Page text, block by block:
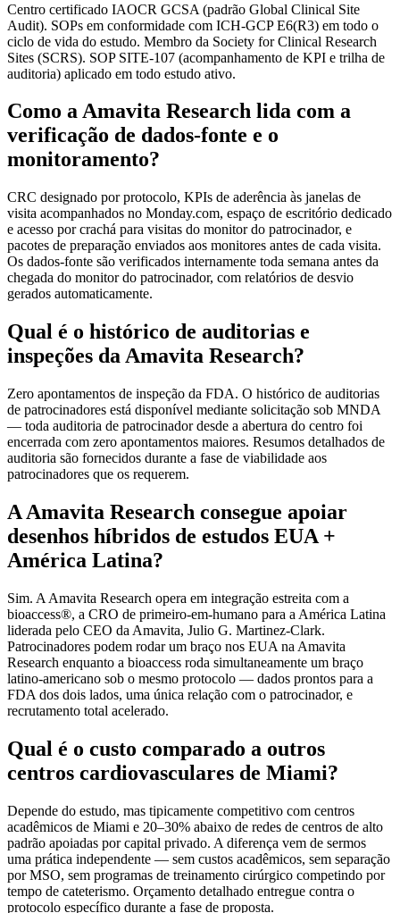
Centro certificado IAOCR GCSA (padrão Global Clinical Site
Audit). SOPs em conformidade com ICH-GCP E6(R3) em todo o
ciclo de vida do estudo. Membro da Society for Clinical Research
Sites (SCRS). SOP SITE-107 (acompanhamento de KPI e trilha de
auditoria) aplicado em todo estudo ativo.
Como a Amavita Research lida com a
verificação de dados-fonte e o
monitoramento?
CRC designado por protocolo, KPIs de aderência às janelas de
visita acompanhados no Monday.com, espaço de escritório dedicado
e acesso por crachá para visitas do monitor do patrocinador, e
pacotes de preparação enviados aos monitores antes de cada visita.
Os dados-fonte são verificados internamente toda semana antes da
chegada do monitor do patrocinador, com relatórios de desvio
gerados automaticamente.
Qual é o histórico de auditorias e
inspeções da Amavita Research?
Zero apontamentos de inspeção da FDA. O histórico de auditorias
de patrocinadores está disponível mediante solicitação sob MNDA
— toda auditoria de patrocinador desde a abertura do centro foi
encerrada com zero apontamentos maiores. Resumos detalhados de
auditoria são fornecidos durante a fase de viabilidade aos
patrocinadores que os requerem.
A Amavita Research consegue apoiar
desenhos híbridos de estudos EUA +
América Latina?
Sim. A Amavita Research opera em integração estreita com a
bioaccess®, a CRO de primeiro-em-humano para a América Latina
liderada pelo CEO da Amavita, Julio G. Martinez-Clark.
Patrocinadores podem rodar um braço nos EUA na Amavita
Research enquanto a bioaccess roda simultaneamente um braço
latino-americano sob o mesmo protocolo — dados prontos para a
FDA dos dois lados, uma única relação com o patrocinador, e
recrutamento total acelerado.
Qual é o custo comparado a outros
centros cardiovasculares de Miami?
Depende do estudo, mas tipicamente competitivo com centros
acadêmicos de Miami e 20–30% abaixo de redes de centros de alto
padrão apoiadas por capital privado. A diferença vem de sermos
uma prática independente — sem custos acadêmicos, sem separação
por MSO, sem programas de treinamento cirúrgico competindo por
tempo de cateterismo. Orçamento detalhado entregue contra o
protocolo específico durante a fase de proposta.